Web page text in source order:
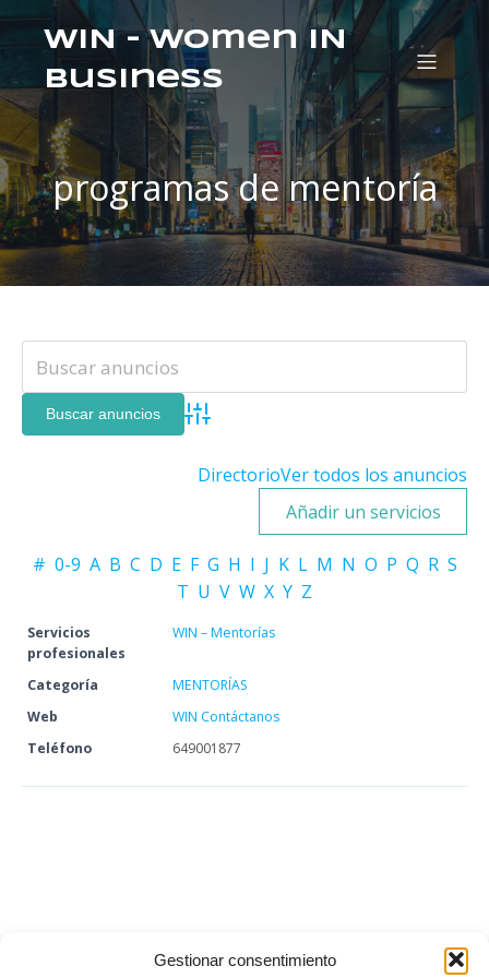
Gestionar consentimiento
WIN – Women IN
Business
programas de mentoría
Búsqueda avanzada
DirectorioVer todos los anuncios
Añadir un servicios
# 0-9 A B C D E F G H I J K L M N O P Q R S
T U V W X Y Z
Servicios
profesionales
WIN – Mentorías
Categoría
MENTORÍAS
Web
WIN Contáctanos
Teléfono
649001877